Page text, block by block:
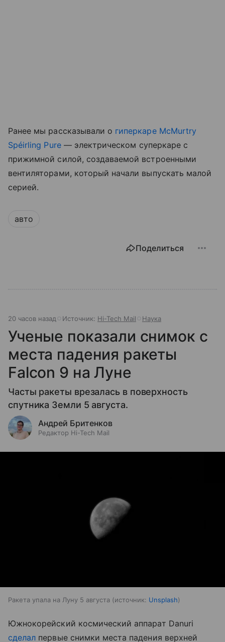
Ранее мы рассказывали о гиперкаре McMurtry
Spéirling Pure— электрическом суперкаре с
прижимной силой, создаваемой встроенными
вентиляторами, который начали выпускать малой
серией.
авто
Поделиться
20 часов назад Источник: Hi-Tech Mail Наука
Ученые показали снимок с
места падения ракеты
Falcon 9 на Луне
Часты ракеты врезалась в поверхность
спутника Земли 5 августа.
Андрей Бритенков
Редактор Hi-Tech Mail
Ракета упала на Луну 5 августа источник: Unsplash
Южнокорейский космический аппарат Danuri
сделал первые снимки места падения верхней